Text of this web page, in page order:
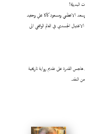
وسعد الاعظمي ومسعود كاكا علي وحفيد
الجسدي في العالم الواقعي الى
هاجس القدرة على تقديم رواية تاريخية
النقد.